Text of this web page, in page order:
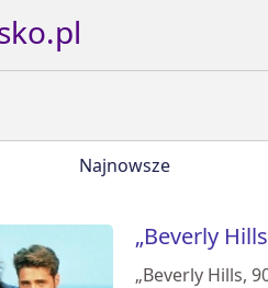
Najnowsze
„Beverly
„Beverly Hills,